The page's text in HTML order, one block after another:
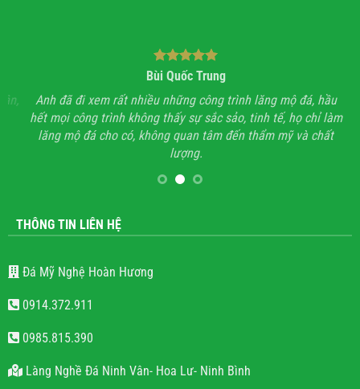
Bùi Quốc Trung
Anh đã đi xem rất nhiều những công trình lăng mộ đá, hầu
hết mọi công trình không thấy sự sắc sảo, tinh tế, họ chỉ làm
lăng mộ đá cho có, không quan tâm đến thẩm mỹ và chất
lượng.
THÔNG TIN LIÊN HỆ
Đá Mỹ Nghệ Hoàn Hương
0914.372.911
0985.815.390
Làng Nghề Đá Ninh Vân- Hoa Lư- Ninh Bình